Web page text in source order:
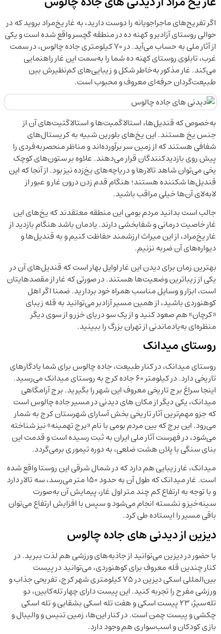
اگر تفریح‌های ماجراجویانه را دوست دارید، به غار یخ‌مراد بروید که در
حوالی روستای آزادبر و کهنه‌ ده در منطقه گچسر واقع شده است و یکی
از آثار ملی به حساب می‌آید. در ۷۰ کیلومتری جاده چالوس، در سمت
غرب، تابلوی روستای کهنه ده شما را به‌سمت این غار راهنمایی
می‌کند. غار مذکور به‌خاطر شکل و زیبایی‌های کم‌نظیرش بین
طبیعت‌گردان حرفه‌ای معروف و محبوب است.
به‌خصوص که قندیل‌ها، استالاگمیت‌ها و استالاگتیت‌های آن از
جنس یخ هستند. این یخ‌های بلورین شبیه به کریستال‌های
شفافی هستند که از زمین سر برآورده‌اند و مناظر منحصربه‌فردی را
پیش روی بازدیدکنندگان قرار می‌دهند. علاوه بر ستون‌های کوچک
یخی می‌توان شاهد تالارها و دریاچه‌های یخ‌زده نیز بود. از آنجا که این
قندیل‌ها شکننده هستند؛ هنگام قدم زدن درون غار و عبور از
لابه‌لای آن‌ها خیلی مراقب باشید.
جالب است بدانید مردم بومی این منطقه معتقدند که یخ‌های این
غار خاصیت درمانی و شفابخشی دارند. یادمان باشد هنگام بازدید از
غار یخ‌مراد، از این میراث ارزشمند حفاظت کنیم و به قندیل‌ها و
دیواره‌های آن ضربه نزنیم.
بهترین زمان برای دیدن این غار اوایل بهار است که قندیل‌های آن در
یکی از زیباترین وضعیت‌ها هستند. در صورتی که غار از مقصدهایتان
است، ابزار و وسایل مناسب همراه خود بردارید. ضمنا اگر اهل
کوهنوردی باشید، از همین مسیر آزادبر می‌توانید به قله زیبای
«کرچان» هم صعود کنید و از یک سو دریای خزر و از سوی دیگر
منظره‌ای به‌یادماندنی از تهران بزرگ را ببینید.
روستای میدانک
روستای میدانک، در کنار طبیعت، جاده چالوس برای شما یادگارهای
تاریخی دارد. در کیلومتر ۶۰ جاده کرج به روستای میدانک می‌رسید.
اینجا سراغ برج تاریخی معروف این شهر را بگیرید. برج آرامگاهی
میدانک، یکی دیگر از مکان های دیدنی در مسیر جاده چالوس است
که جزو مهم‌ترین آثار تاریخی بخش آسارای شهرستان کرج به شمار
می‌رود. این برج که بین مردم بومی با نام «برج تهمینه» نیز شناخته
می‌شود، در فهرست آثار ملی ایران به ثبت رسیده است و قدمت این
بنای سنگی با پلان هشت ضلعی‌، به دوره تیموری برمی‌گردد.
میدانک، غار زیبایی هم دارد که در شمال شرقی این روستا واقع شده
است. غار میدانک که طول آن به حدود ۱۵۰ متر می‌رسد، سه تالار دارد
و با توجه به ارتفاع کم چند متر اول غار، پیمایش آن به‌صورت
سینه‌خیز و نشسته انجام می‌شود و سپس با افزایش ارتفاع می‌توان
باقی مسیر را ایستاده طی کرد.
دیزین از دیدنی های جاده چالوس
با حضور در دیزین می‌توانید از جاذبه‌های ورزشی هم لذت ببرید. در
کنار چندین قله معروف برای کوهنوردی، می‌توانید در پیست
بین‌المللی اسکی دیزین در ۷۵ کیلومتری شهر کرج، تفریحی جذاب و
ورزشی مفرح را تجربه کنید. این پیست دارای چهار تله‌کابین، دو
تله‌سیژ، ۲۳ پیست اسکی و هفت تله اسکی بشقابی و تله اسکی
چکشی و پیست چمن است. در کنار این‌ها، زمین تنیس و والیبال و
بازی کودکان و اسب‌سواری هم وجود دارد.